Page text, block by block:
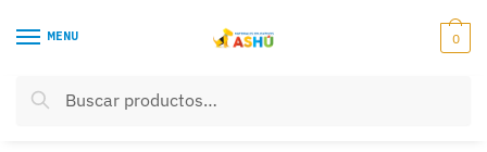
MENU
Buscar
Buscar
0